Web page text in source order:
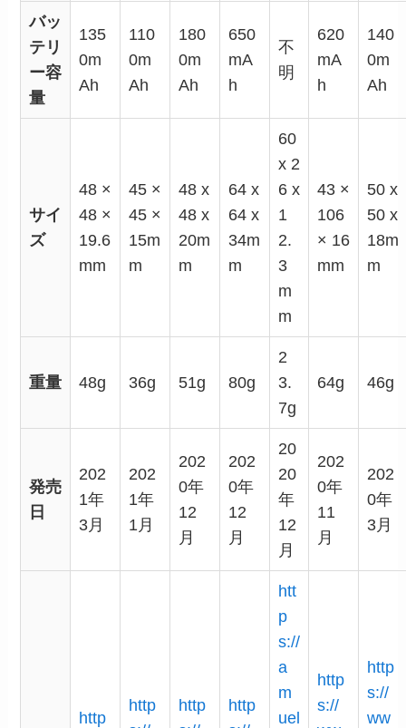
バッ
テリ
ー容
量
135
0m
Ah
110
0m
Ah
180
0m
Ah
650
mA
h
不
明
620
mA
h
140
0m
Ah
サイ
ズ
48 ×
48 ×
19.6
mm
45 ×
45 ×
15m
m
48 x
48 x
20m
m
64 x
64 x
34m
m
60
x 2
6 x
1
2.
3
m
m
43 ×
106
× 16
mm
50 x
50 x
18m
m
重量 48g 36g 51g 80g
2
3.
7g
64g 46g
発売
日
202
1年
3月
202
1年
1月
202
0年
12
月
202
0年
12
月
20
20
年
12
月
202
0年
11
月
202
0年
3月
http
http
http
http
htt
p
s://
a
m
uel
http
s://
http
s://
ww